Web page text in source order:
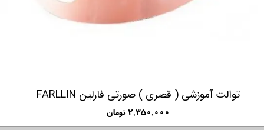
توالت آموزشی ( قصری ) صورتی فارلین FARLLIN
۲,۳۵۰,۰۰۰ تومان